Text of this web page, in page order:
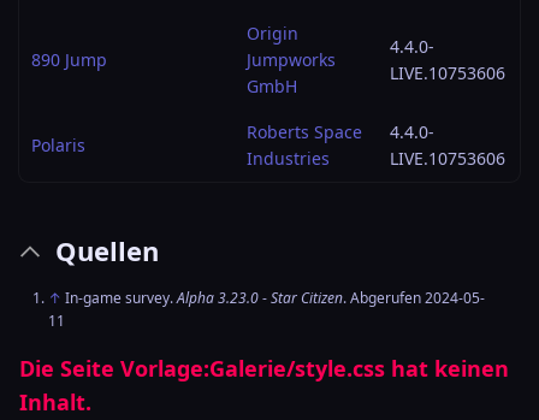
890 Jump
Origin
Jumpworks
GmbH
4.4.0-
LIVE.10753606
Polaris
Roberts Space
Industries
4.4.0-
LIVE.10753606
Quellen
↑ In-game survey.Alpha 3.23.0-Star Citizen. Abgerufen 2024-05-
11
Die Seite Vorlage:Galerie/style.css hat keinen
Inhalt.